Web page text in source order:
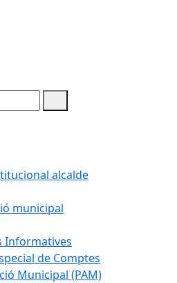
alcalde
municipal
Informatives
de Comptes
Municipal (PAM)